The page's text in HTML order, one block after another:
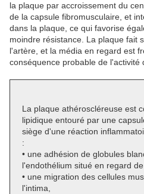
la plaque par accroissement du
de la capsule fibromusculaire, et
dans la plaque, ce qui favorise
moindre résistance. La plaque fait
l'artère, et la média en regard est
conséquence probable de l'activité
La plaque athéroscléreuse est
lipidique entouré par une
siège d'une réaction
:
• une adhésion de globules
l'endothélium situé en regard de
• une migration des cellules
l'intima,